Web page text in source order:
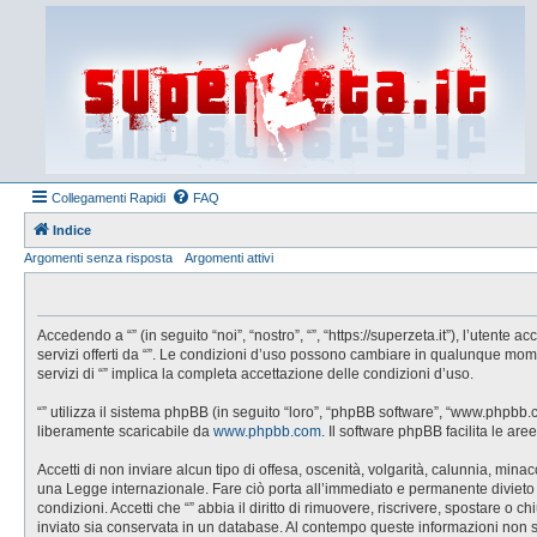
Collegamenti Rapidi FAQ
Indice
Argomenti senza risposta
Argomenti attivi
Accedendo a “” (in seguito “noi”, “nostro”, “”, “https://superzeta.it”),
servizi offerti da “”. Le condizioni d’uso possono cambiare in qualunque
servizi di “” implica la completa accettazione delle condizioni d’uso.
“” utilizza il sistema phpBB (in seguito “loro”, “phpBB software”,
liberamente scaricabile da www.phpbb.com. Il software phpBB facilita le
Accetti di non inviare alcun tipo di offesa, oscenità, volgarità, calunnia,
una Legge internazionale. Fare ciò porta all’immediato e permanente
condizioni. Accetti che “” abbia il diritto di rimuovere, riscrivere, spostare o
inviato sia conservata in un database. Al contempo queste informazioni